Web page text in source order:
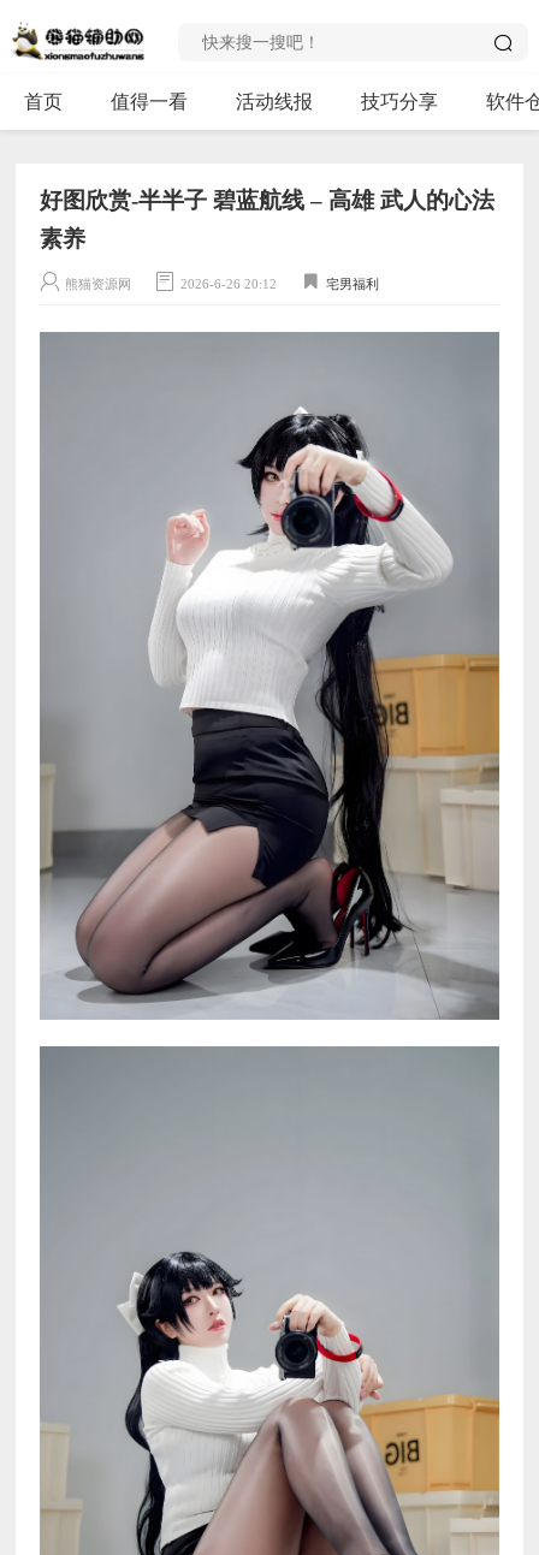
首页 值得一看 活动线报 技巧分享 软件
好图欣赏-半半子 碧蓝航线 – 高雄 武人的心法
素养
熊猫资源网 2026-6-26 20:12 宅男福利